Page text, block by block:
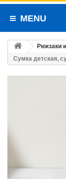
MENU
Рюкзаки
Сумка детская,